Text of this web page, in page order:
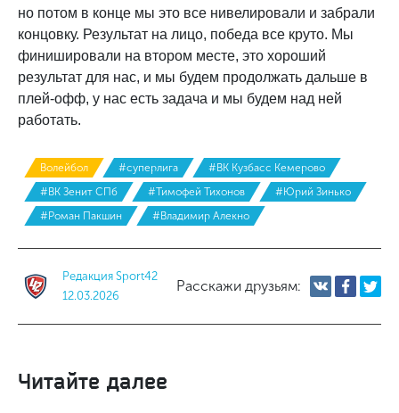
но потом в конце мы это все нивелировали и забрали
концовку. Результат на лицо, победа все круто. Мы
финишировали на втором месте, это хороший
результат для нас, и мы будем продолжать дальше в
плей-офф, у нас есть задача и мы будем над ней
работать.
Волейбол #суперлига
#ВК Кузбасс Кемерово
#ВК Зенит СПб
#Тимофей Тихонов
#Юрий Зинько
#Роман Пакшин
#Владимир Алекно
Редакция Sport42
12.03.2026
Расскажи друзьям:
Читайте далее